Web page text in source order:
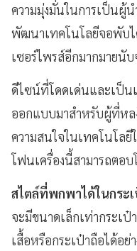
ความมุ่งมั่นในการเป็นผู้
พัฒนาเทคโนโลยีจอพับไ
เซอร์ไพรส์อีกมากมายนั
ดีไซน์ที่โดดเด่นและเป็
ออกแบบมาสำหรับผู้ที่ห
ความสนใจในเทคโนโล
โฟนเครื่องนี้สามารถตอบ
สไตล์ที่พกพาได้ในกระเ
จะมีขนาดเล็กเท่ากระเป๋
เสื้อหรือกระเป๋าถือได้อ